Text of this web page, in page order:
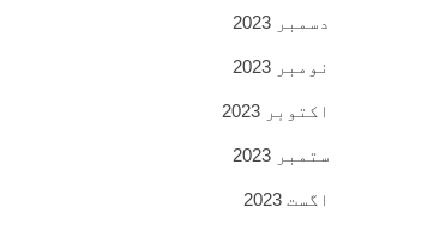
دسمبر 2023
نومبر 2023
اکتوبر 2023
ستمبر 2023
اگست 2023